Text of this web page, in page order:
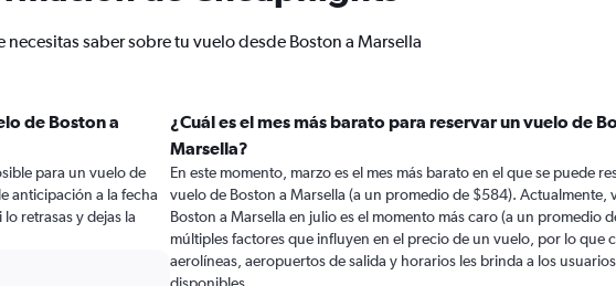
necesitas saber sobre tu vuelo desde Boston a Marsella
de Boston a
para un vuelo de
anticipación a la fecha
retrasas y dejas la
¿Cuál es el mes más barato para reservar un vuelo de
Marsella?
En este momento, marzo es el mes más barato en el que se puede
vuelo de Boston a Marsella (a un promedio de $584). Actualmente,
Boston a Marsella en julio es el momento más caro (a un promedio
múltiples factores que influyen en el precio de un vuelo, por lo que
aerolíneas, aeropuertos de salida y horarios les brinda a los